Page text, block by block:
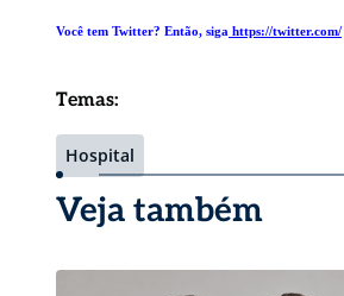
Você tem Twitter? Então, siga https://twitter.com/
Temas:
Hospital
Veja também